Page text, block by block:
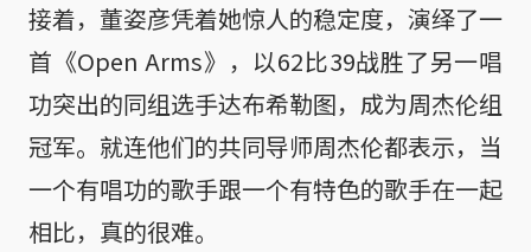
接着，董姿彦凭着她惊人的稳定度，演绎了一
首《Open Arms》，以62比39战胜了另一唱
功突出的同组选手达布希勒图，成为周杰伦组
冠军。就连他们的共同导师周杰伦都表示，当
一个有唱功的歌手跟一个有特色的歌手在一起
相比，真的很难。